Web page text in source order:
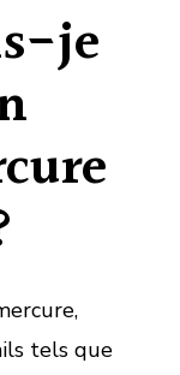
je
tels que